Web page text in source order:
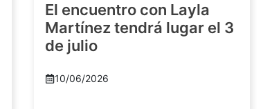
El encuentro con Layla
Martínez tendrá lugar el 3
de julio
10/06/2026